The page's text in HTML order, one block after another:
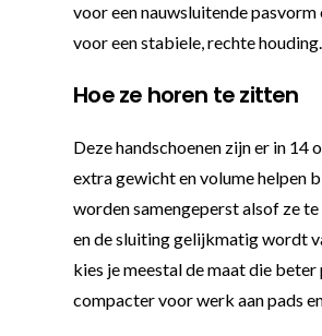
voor een nauwsluitende
voor een stabiele, rechte
Hoe ze horen te zitten
Deze handschoenen zijn er in 14
extra gewicht en volume helpen
worden samengeperst alsof ze
en de sluiting gelijkmatig wordt
kies je meestal de maat die
compacter voor werk aan pads